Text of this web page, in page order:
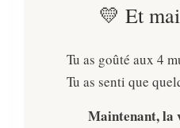
💛 Et
Tu as goûté aux 4
Tu as senti que
Maintenant, la